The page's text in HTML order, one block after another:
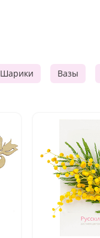
Шарики Вазы